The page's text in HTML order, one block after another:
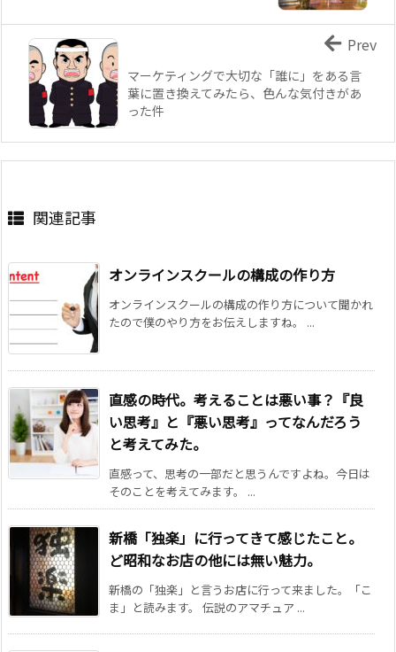
マーケティングで大切な「誰に」をある言
葉に置き換えてみたら、色んな気付きがあ
った件
Prev
関連記事
オンラインスクールの構成の作り方
オンラインスクールの構成の作り方について聞かれ
たので僕のやり方をお伝えしますね。 ...
直感の時代。考えることは悪い事？『良
い思考』と『悪い思考』ってなんだろう
と考えてみた。
直感って、思考の一部だと思うんですよね。今日は
そのことを考えてみます。 ...
新橋「独楽」に行ってきて感じたこと。
ど昭和なお店の他には無い魅力。
新橋の「独楽」と言うお店に行って来ました。「こ
ま」と読みます。 伝説のアマチュア ...